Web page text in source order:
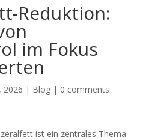
Reduktion:
im Fokus
2026 | Blog| 0 comments
ist ein zentrales Thema